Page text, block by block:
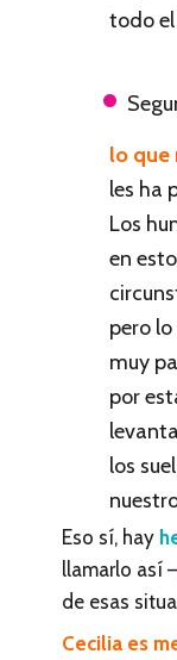
todo
lo que
les ha
Los
en
pero
muy
por
los
Eso sí, hay
llamarlo así
de esas
Cecilia es